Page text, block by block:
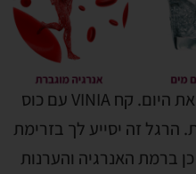
כמוסה אחת קטנה תשנה לך את היום. קח VINIA עם כוס
הרגל זה יסייע לך בזרימת
ברמת האנרגיה והערנות